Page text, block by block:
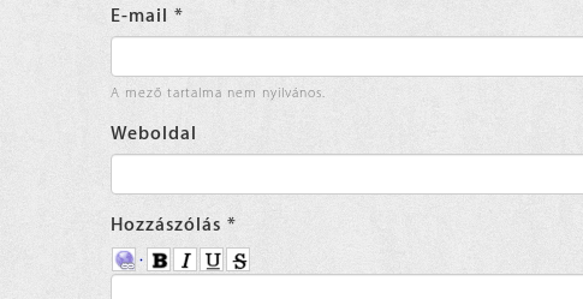
E-mail *
A mező tartalma nem nyilvános.
Weboldal
Hozzászólás *